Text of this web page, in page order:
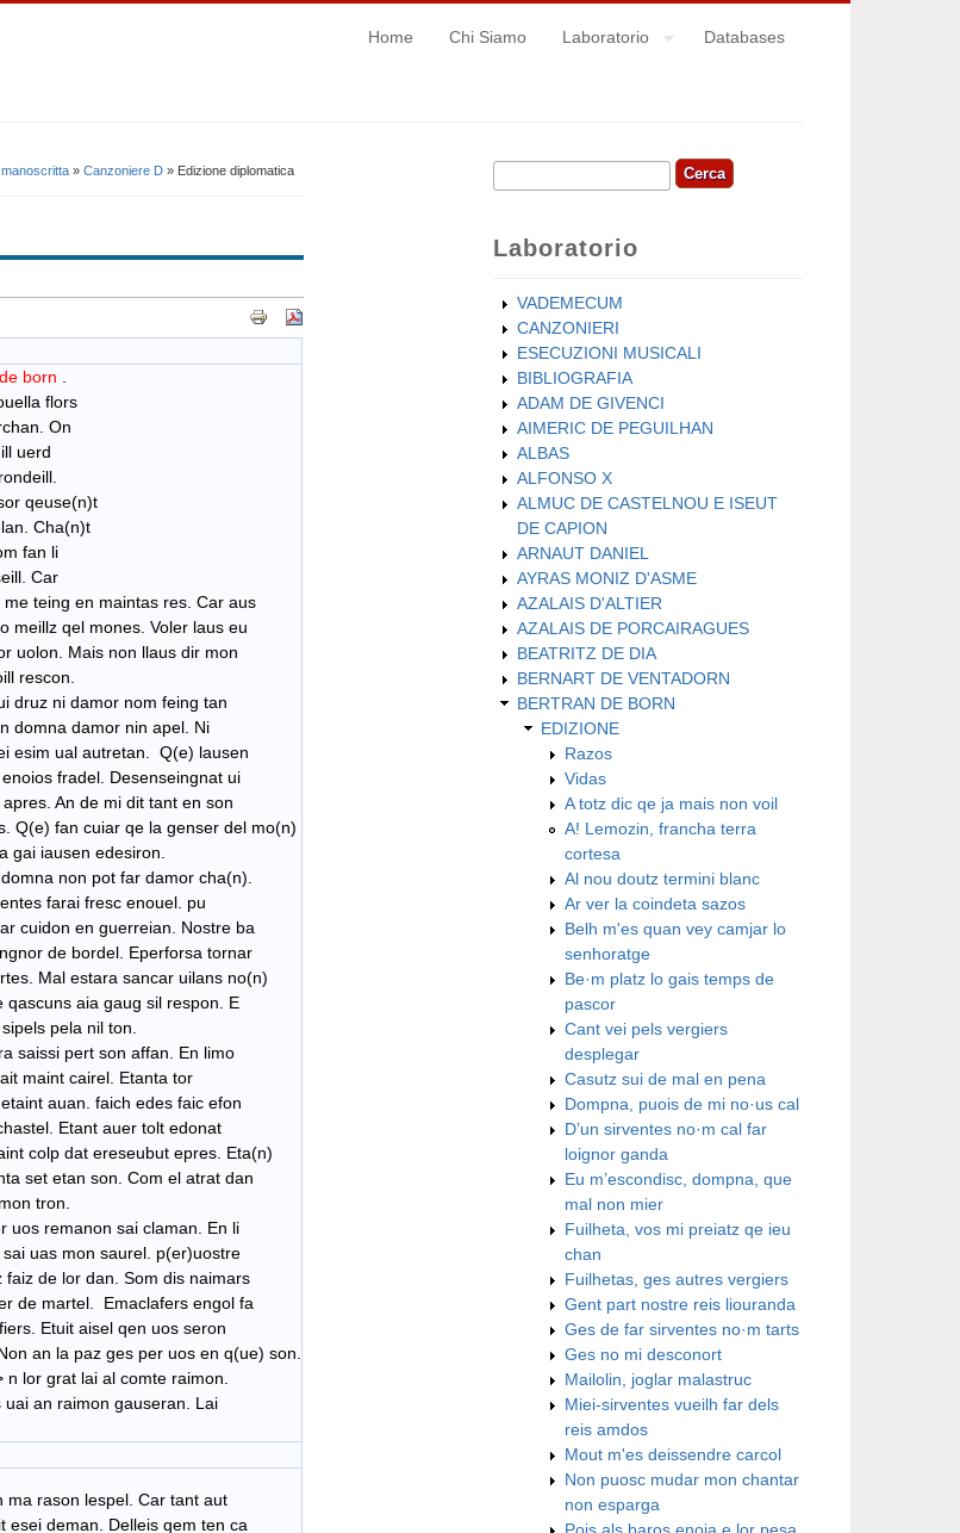
Home Chi Siamo Laboratorio Databases
» Canzoniere D » Edizione diplomatica
born
flors
On
uerd
qeuse(n)t
Cha(n)t
fan li
Car
me teing en maintas res. Car aus
meillz qel mones. Voler laus eu
uolon. Mais non llaus dir mon
rescon.
druz ni damor nom feing tan
domna damor nin apel. Ni
esim ual autretan. Q(e) lausen
fradel. Desenseingnat ui
An de mi dit tant en son
Q(e) fan cuiar qe la genser del mo(n)
gai iausen edesiron.
non pot far damor cha(n).
farai fresc enouel. pu
cuidon en guerreian. Nostre ba
de bordel. Eperforsa tornar
Mal estara sancar uilans no(n)
qascuns aia gaug sil respon. E
pela nil ton.
saissi pert son affan. En limo
maint cairel. Etanta tor
auan. faich edes faic efon
Etant auer tolt edonat
colp dat ereseubut epres. Eta(n)
set etan son. Com el atrat dan
tron.
uos remanon sai claman. En li
sai uas mon saurel. p(er)uostre
faiz de lor dan. Som dis naimars
de martel. Emaclafers engol fa
Etuit aisel qen uos seron
an la paz ges per uos en q(ue) son.
n lor grat lai al comte raimon.
uai an raimon gauseran. Lai
ma rason lespel. Car tant aut
esei deman. Delleis qem ten ca
Form di ricerca
Cerca
Laboratorio
VADEMECUM
CANZONIERI
ESECUZIONI MUSICALI
BIBLIOGRAFIA
ADAM DE GIVENCI
AIMERIC DE PEGUILHAN
ALBAS
ALFONSO X
ALMUC DE CASTELNOU E ISEUT
DE CAPION
ARNAUT DANIEL
AYRAS MONIZ D'ASME
AZALAIS D'ALTIER
AZALAIS DE PORCAIRAGUES
BEATRITZ DE DIA
BERNART DE VENTADORN
BERTRAN DE BORN
EDIZIONE
Razos
Vidas
A totz dic qe ja mais non voil
A! Lemozin, francha terra
cortesa
Al nou doutz termini blanc
Ar ver la coindeta sazos
Belh m'es quan vey camjar lo
senhoratge
Be·m platz lo gais temps de
pascor
Cant vei pels vergiers
desplegar
Casutz sui de mal en pena
Dompna, puois de mi no·us cal
D’un sirventes no·m cal far
loignor ganda
Eu m’escondisc, dompna, que
mal non mier
Fuilheta, vos mi preiatz qe ieu
chan
Fuilhetas, ges autres vergiers
Gent part nostre reis liouranda
Ges de far sirventes no·m tarts
Ges no mi desconort
Mailolin, joglar malastruc
Miei-sirventes vueilh far dels
reis amdos
Mout m'es deissendre carcol
Non puosc mudar mon chantar
non esparga
Pois als baros enoia e lor pesa